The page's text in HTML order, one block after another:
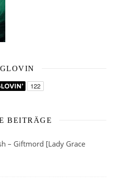
BEITRÄGE
– Giftmord [Lady Grace